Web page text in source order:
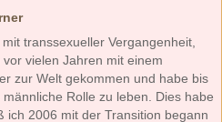
transsexueller Vergangenheit,
vielen Jahren mit einem
zur Welt gekommen und habe bis
Rolle zu leben. Dies habe
ich 2006 mit der Transition begann